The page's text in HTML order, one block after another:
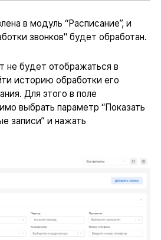
в модуль “Расписание”, и
звонков" будет обработан.
не будет отображаться в
историю обработки его
Для этого в поле
выбрать параметр “Показать
записи” и нажать